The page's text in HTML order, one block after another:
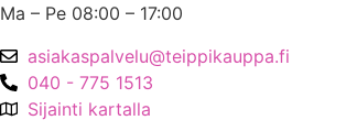
Ma – Pe 08:00 – 17:00
asiakaspalvelu@teippikauppa.fi
040 - 775 1513
Sijainti kartalla